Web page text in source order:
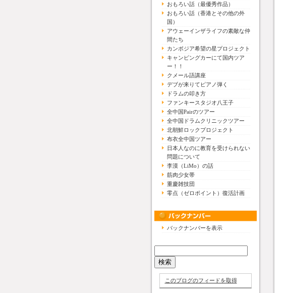
おもろい話（最優秀作品）
おもろい話（香港とその他の外
国）
アウェーインザライフの素敵な仲
間たち
カンボジア希望の星プロジェクト
キャンピングカーにて国内ツア
ー！！
クメール語講座
デブが来りてピアノ弾く
ドラムの叩き方
ファンキースタジオ八王子
全中国Pairのツアー
全中国ドラムクリニックツアー
北朝鮮ロックプロジェクト
布衣全中国ツアー
日本人なのに教育を受けられない
問題について
李漠（LiMo）の話
筋肉少女帯
重慶雑技団
零点（ゼロポイント）復活計画
バックナンバーを表示
このブログのフィードを取得